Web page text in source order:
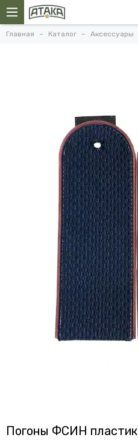
Главная Каталог Аксессуары
Погоны ФСИН